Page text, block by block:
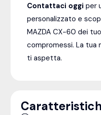
Contattaci oggi per
personalizzato e
MAZDA CX-60 dei
compromessi. La tua
ti aspetta.